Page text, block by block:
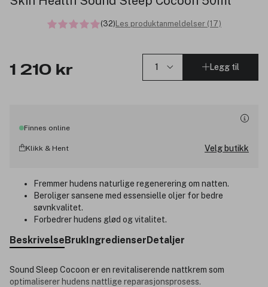
(32)Les produktanmeldelser (17)
1 210 kr Legg til
Finnes online
Klikk & Hent Velg butikk
Fremmer hudens naturlige regenerering om natten.
Beroliger sansene med essensielle oljer for bedre
søvnkvalitet.
Forbedrer hudens glød og vitalitet.
BeskrivelseBrukIngredienserDetaljer
Sound Sleep Cocoon er en revitaliserende nattkrem som
optimaliserer hudens nattlige reparasjonsprosess.